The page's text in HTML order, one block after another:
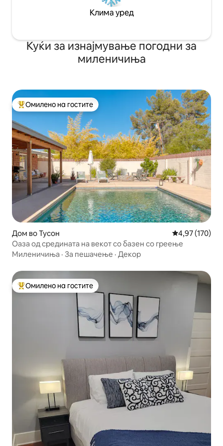
Клима уред
Куќи за изнајмување погодни за
миленичиња
Меѓу најуспешните „Омилени на гостите“
Омилено на гостите
Дом во Тусон Просечна
4,97 (170)
Оаза од средината на векот со базен со греење
Миленичиња · За пешачење · Декор
Меѓу најуспешните „Омилени на гостите“
Омилено на гостите